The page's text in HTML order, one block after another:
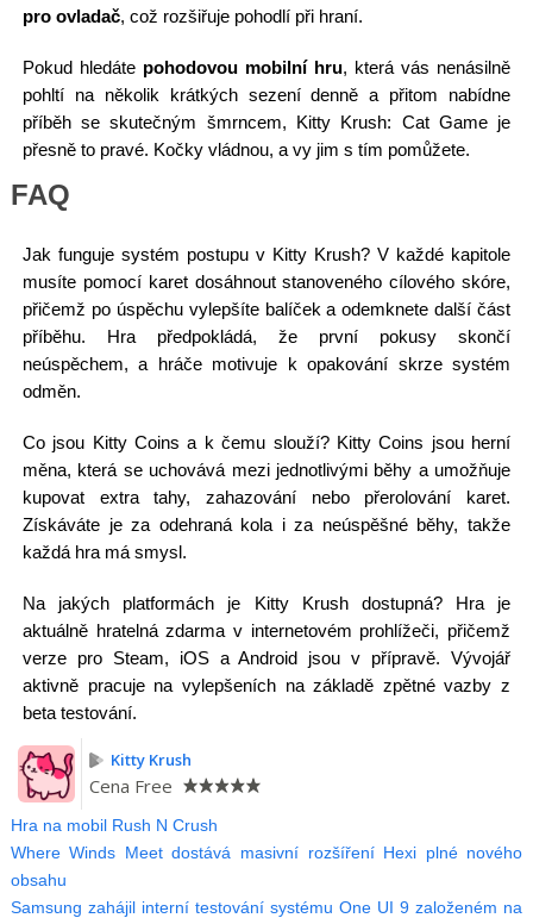
pro ovladač, což rozšiřuje pohodlí při hraní.
Pokud hledáte pohodovou mobilní hru, která vás nenásilně
pohltí na několik krátkých sezení denně a přitom nabídne
příběh se skutečným šmrncem, Kitty Krush: Cat Game je
přesně to pravé. Kočky vládnou, a vy jim s tím pomůžete.
FAQ
Jak funguje systém postupu v Kitty Krush? V každé kapitole
musíte pomocí karet dosáhnout stanoveného cílového skóre,
přičemž po úspěchu vylepšíte balíček a odemknete další část
příběhu. Hra předpokládá, že první pokusy skončí
neúspěchem, a hráče motivuje k opakování skrze systém
odměn.
Co jsou Kitty Coins a k čemu slouží? Kitty Coins jsou herní
měna, která se uchovává mezi jednotlivými běhy a umožňuje
kupovat extra tahy, zahazování nebo přerolování karet.
Získáváte je za odehraná kola i za neúspěšné běhy, takže
každá hra má smysl.
Na jakých platformách je Kitty Krush dostupná? Hra je
aktuálně hratelná zdarma v internetovém prohlížeči, přičemž
verze pro Steam, iOS a Android jsou v přípravě. Vývojář
aktivně pracuje na vylepšeních na základě zpětné vazby z
beta testování.
Kitty Krush
Cena Free
Hra na mobil Rush N Crush
Where Winds Meet dostává masivní rozšíření Hexi plné nového
obsahu
Samsung zahájil interní testování systému One UI 9 založeném na